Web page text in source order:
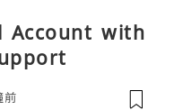
Account with
前